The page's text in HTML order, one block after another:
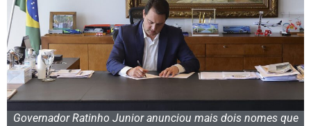
Governador Ratinho Junior anunciou mais dois nomes que